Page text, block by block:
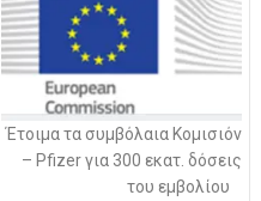
Έτοιμα τα συμβόλαια Κομισιόν
– Pfizer για 300 εκατ. δόσεις
του εμβολίου